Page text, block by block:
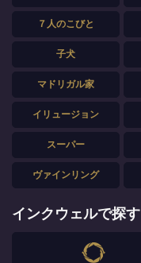
７人のこびと
子犬
マドリガル家
イリュージョン
スーパー
ヴァインリング
インクウェルで探す